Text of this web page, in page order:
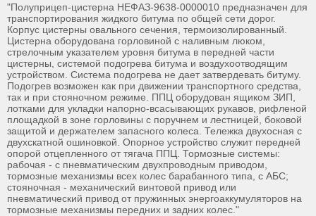
"Полуприцеп-цистерна НЕФАЗ-9638-0000010 предназначен для
транспортирования жидкого битума по общей сети дорог.
Корпус цистерны овального сечения, термоизолированный.
Цистерна оборудована горловиной с наливным люком,
стрелочным указателем уровня битума в передней части
цистерны, системой подогрева битума и воздухоотводящим
устройством. Система подогрева не дает затвердевать битуму.
Подогрев возможен как при движении транспортного средства,
так и при стояночном режиме. ППЦ оборудован ящиком ЗИП,
лотками для укладки напорно-всасывающих рукавов, рифленой
площадкой в зоне горловины с поручнем и лестницей, боковой
защитой и держателем запасного колеса. Тележка двухосная с
двухскатной ошиновкой. Опорное устройство служит передней
опорой отцепленного от тягача ППЦ. Тормозные системы:
рабочая - с пневматическим двухпроводным приводом,
тормозные механизмы всех колес барабанного типа, с АБС;
стояночная - механический винтовой привод или
пневматический привод от пружинных энергоаккумуляторов на
тормозные механизмы передних и задних колес."